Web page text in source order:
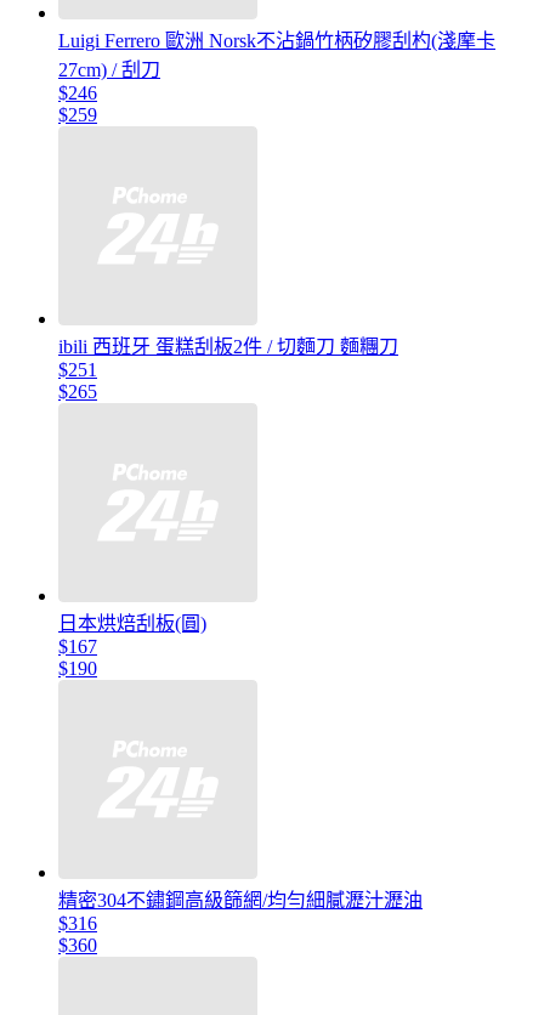
Luigi Ferrero 歐洲 Norsk不沾鍋竹柄矽膠刮杓(淺摩卡
27cm) / 刮刀
$246
$259
ibili 西班牙 蛋糕刮板2件 / 切麵刀 麵糰刀
$251
$265
日本烘焙刮板(圓)
$167
$190
精密304不鏽鋼高級篩網/均勻細膩瀝汁瀝油
$316
$360